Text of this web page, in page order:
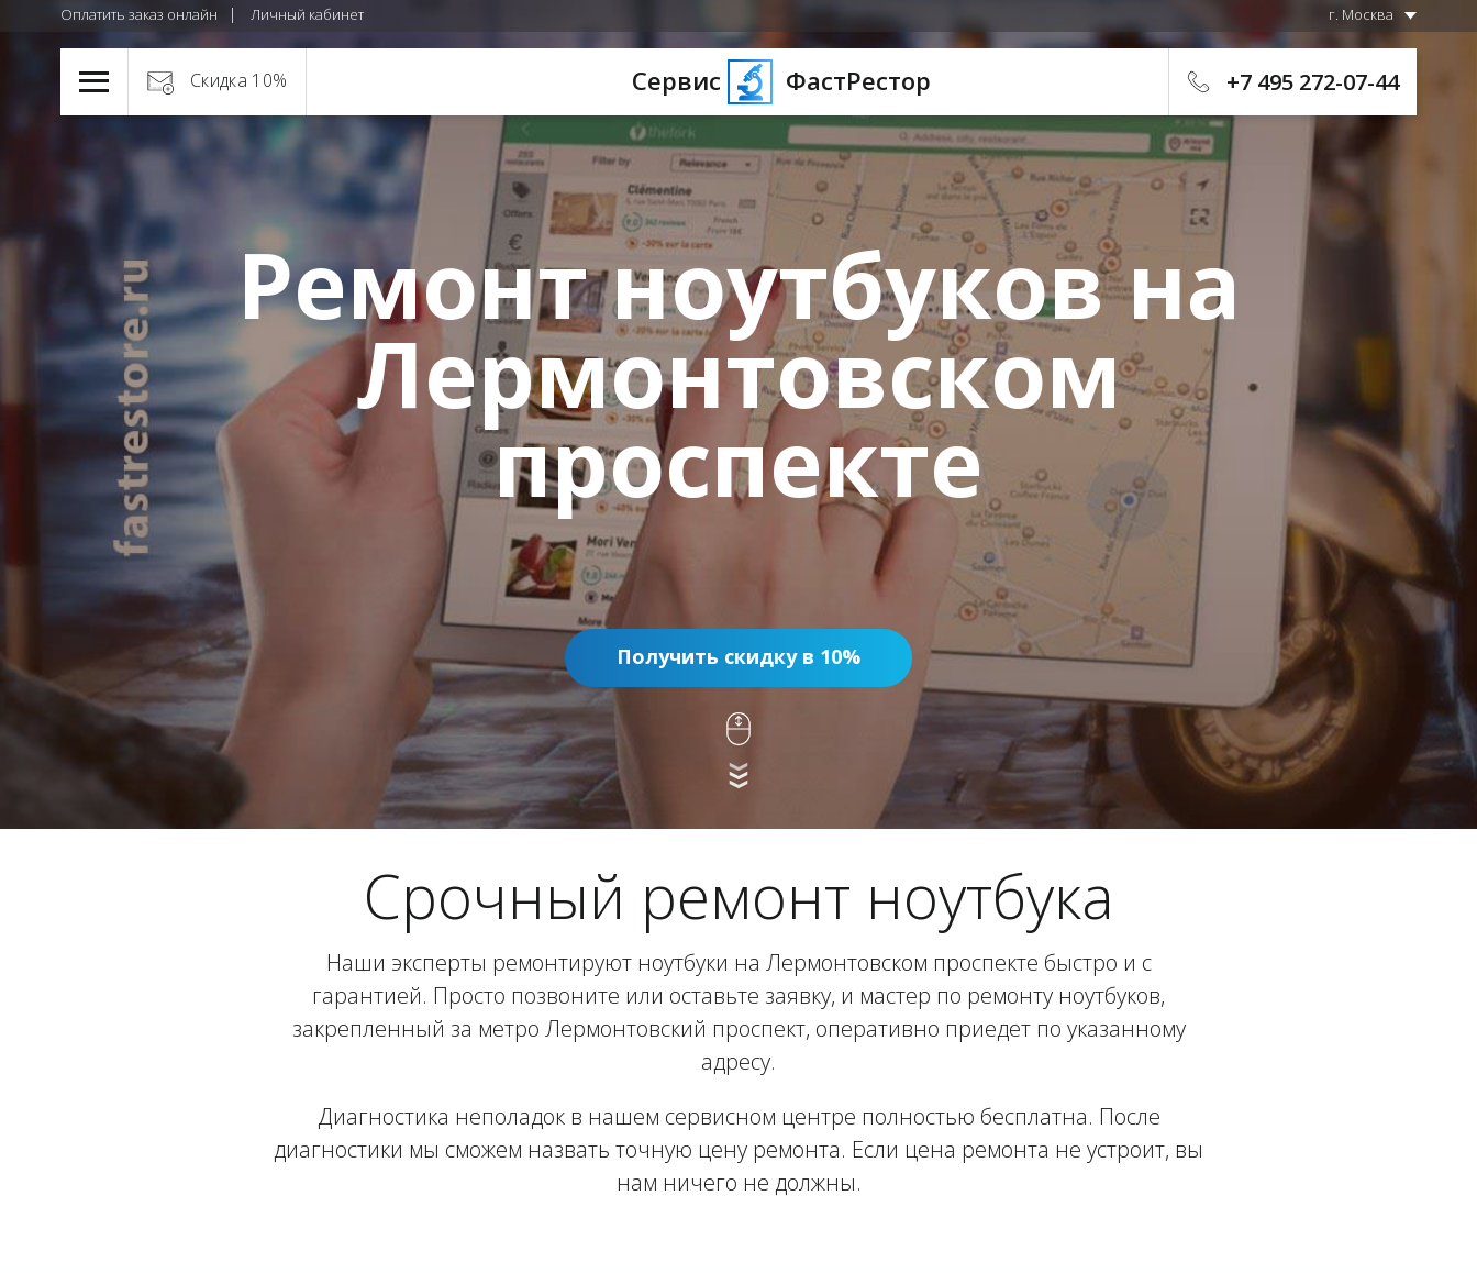
Оплатить заказ онлайн Личный кабинет г. Москва
Сервис ФастРестор
Скидка 10% +7 495 272-07-44
Ремонт ноутбуков на
Лермонтовском
проспекте
Получить скидку в 10%
Срочный ремонт ноутбука
Наши эксперты ремонтируют ноутбуки на Лермонтовском проспекте быстро и с
гарантией. Просто позвоните или оставьте заявку, и мастер по ремонту ноутбуков,
закрепленный за метро Лермонтовский проспект, оперативно приедет по указанному
адресу.
Диагностика неполадок в нашем сервисном центре полностью бесплатна. После
диагностики мы сможем назвать точную цену ремонта. Если цена ремонта не устроит, вы
нам ничего не должны.